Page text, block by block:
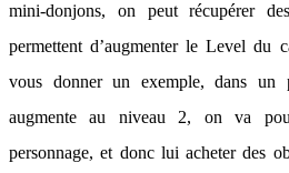
mini-donjons, on peut récupérer
permettent d’augmenter le Level du
vous donner un exemple, dans un
augmente au niveau 2, on va
personnage, et donc lui acheter des